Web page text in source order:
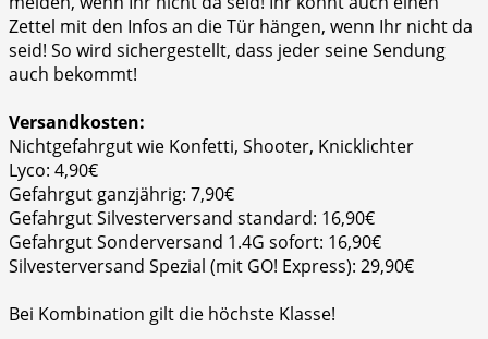
Zettel mit den Infos an die Tür hängen, wenn Ihr nicht da
seid! So wird sichergestellt, dass jeder seine Sendung
auch bekommt!
Versandkosten:
Nichtgefahrgut wie Konfetti, Shooter, Knicklichter
Lyco: 4,90€
Gefahrgut ganzjährig: 7,90€
Gefahrgut Silvesterversand standard: 16,90€
Gefahrgut Sonderversand 1.4G sofort: 16,90€
Silvesterversand Spezial (mit GO! Express): 29,90€
Bei Kombination gilt die höchste Klasse!